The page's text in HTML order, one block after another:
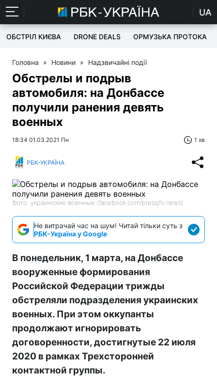
UA
ОБСТРІЛ КИЄВА DRONE DEALS ОРМУЗЬКА ПРОТОКА
Головна » Новини » Надзвичайні події
Обстрелы и подрыв
автомобиля: на Донбассе
получили ранения девять
военных
18:34 01.03.2021 Пн 1 хв
РБК-УКРАЇНА
Фото: украинские военные (facebook.com/pressjfo.news)
Не витрачай час на шум! Читай тільки суть з
РБК-Україна у Google
В понедельник, 1 марта, на Донбассе
вооруженные формирования
Российской Федерации трижды
обстреляли подразделения украинских
военных. При этом оккупанты
продолжают игнорировать
договоренности, достигнутые 22 июля
2020 в рамках Трехсторонней
контактной группы.